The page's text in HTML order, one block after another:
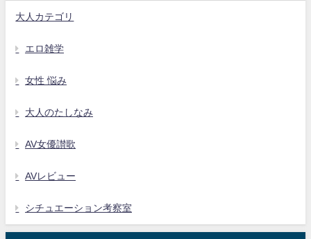
大人カテゴリ
エロ雑学
女性 悩み
大人のたしなみ
AV女優讃歌
AVレビュー
シチュエーション考察室